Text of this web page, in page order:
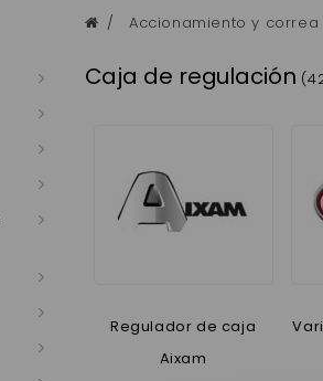
Accionamiento y correa
Caja de regulación
Regulador de caja
Aixam